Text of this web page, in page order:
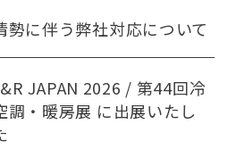
勢に伴う弊社対応について
JAPAN 2026 / 第44回冷
調・暖房展 に出展いたし